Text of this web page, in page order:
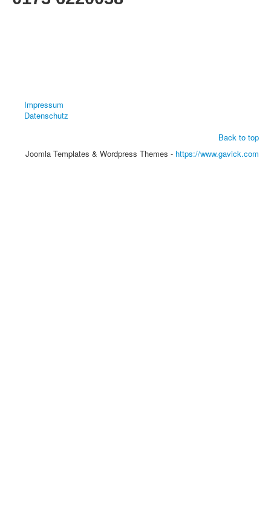
Impressum
Datenschutz
Back to top
Joomla Templates & Wordpress Themes - https://www.gavick.com